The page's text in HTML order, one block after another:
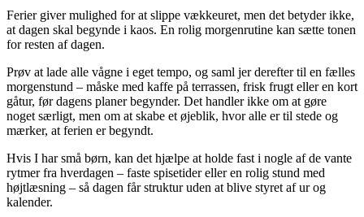
Ferier giver mulighed for at slippe vækkeuret, men det betyder ikke,
at dagen skal begynde i kaos. En rolig morgenrutine kan sætte tonen
for resten af dagen.
Prøv at lade alle vågne i eget tempo, og saml jer derefter til en fælles
morgenstund – måske med kaffe på terrassen, frisk frugt eller en kort
gåtur, før dagens planer begynder. Det handler ikke om at gøre
noget særligt, men om at skabe et øjeblik, hvor alle er til stede og
mærker, at ferien er begyndt.
Hvis I har små børn, kan det hjælpe at holde fast i nogle af de vante
rytmer fra hverdagen – faste spisetider eller en rolig stund med
højtlæsning – så dagen får struktur uden at blive styret af ur og
kalender.